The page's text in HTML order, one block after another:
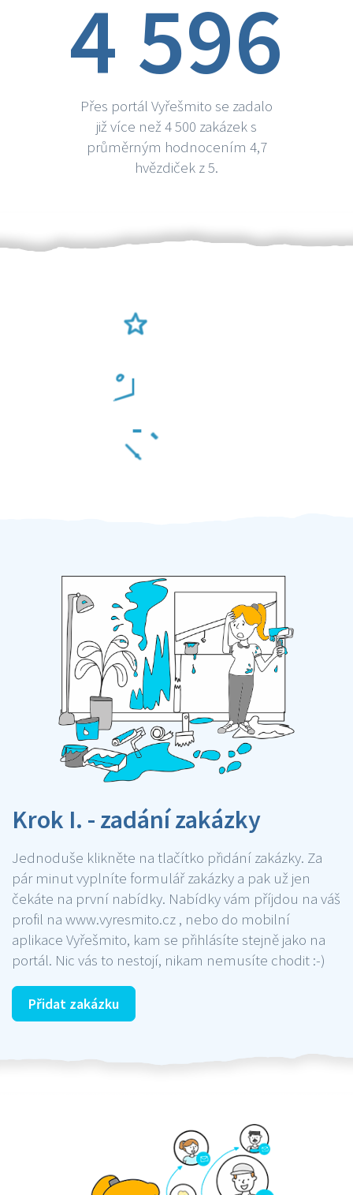
4 596
Přes portál Vyřešmito se zadalo
již více než 4 500 zakázek s
průměrným hodnocením 4,7
hvězdiček z 5.
Krok I. - zadání zakázky
Jednoduše klikněte na tlačítko přidání zakázky. Za
pár minut vyplníte formulář zakázky a pak už jen
čekáte na první nabídky. Nabídky vám příjdou na váš
profil na www.vyresmito.cz , nebo do mobilní
aplikace Vyřešmito, kam se přihlásíte stejně jako na
portál. Nic vás to nestojí, nikam nemusíte chodit :-)
Přidat zakázku